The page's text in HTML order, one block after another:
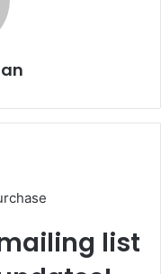
list